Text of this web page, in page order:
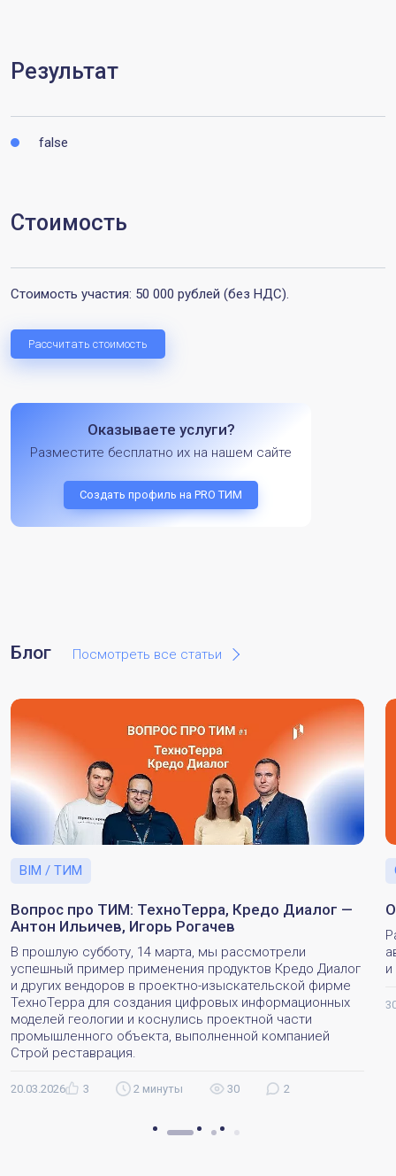
Результат
false
Стоимость
Стоимость участия: 50 000 рублей (без НДС).
Рассчитать стоимость
Оказываете услуги?
Разместите бесплатно их на нашем сайте
Создать профиль на PRO ТИМ
Блог Посмотреть все статьи
BIM / ТИМ
Вопрос про ТИМ: ТехноТерра, Кредо Диалог —
Антон Ильичев, Игорь Рогачев
В прошлую субботу, 14 марта, мы рассмотрели
успешный пример применения продуктов Кредо Диалог
и других вендоров в проектно-изыскательской фирме
ТехноТерра для создания цифровых информационных
моделей геологии и коснулись проектной части
промышленного объекта, выполненной компанией
Строй реставрация.
20.03.2026 3 2 минуты 30 2
и